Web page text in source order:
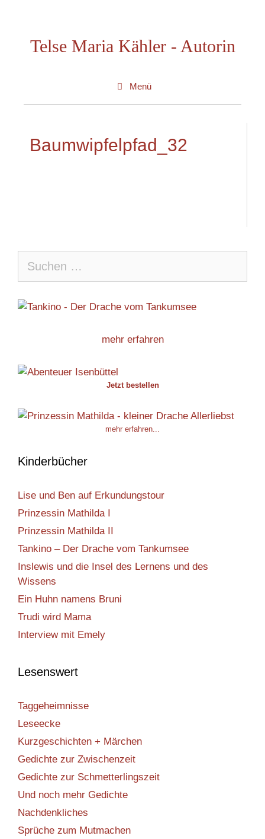
springenTelse Maria Kähler - Autorin
Menü
Baumwipfelpfad_32
nach:
mehr erfahren
Jetzt bestellen
mehr erfahren...
Kinderbücher
Lise und Ben auf Erkundungstour
Prinzessin Mathilda I
Prinzessin Mathilda II
Tankino – Der Drache vom Tankumsee
Inslewis und die Insel des Lernens und des
Wissens
Ein Huhn namens Bruni
Trudi wird Mama
Interview mit Emely
Lesenswert
Taggeheimnisse
Leseecke
Kurzgeschichten + Märchen
Gedichte zur Zwischenzeit
Gedichte zur Schmetterlingszeit
Und noch mehr Gedichte
Nachdenkliches
Sprüche zum Mutmachen